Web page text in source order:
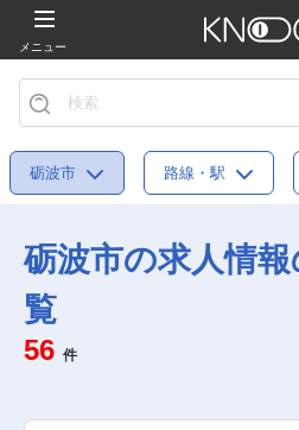
メニュー
砺波市 路線・駅
砺波市の求人情
覧
56 件